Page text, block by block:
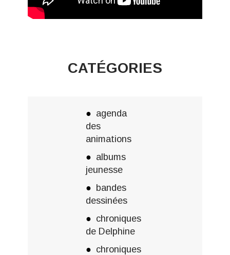
CATÉGORIES
agenda
des
animations
albums
jeunesse
bandes
dessinées
chroniques
de Delphine
chroniques